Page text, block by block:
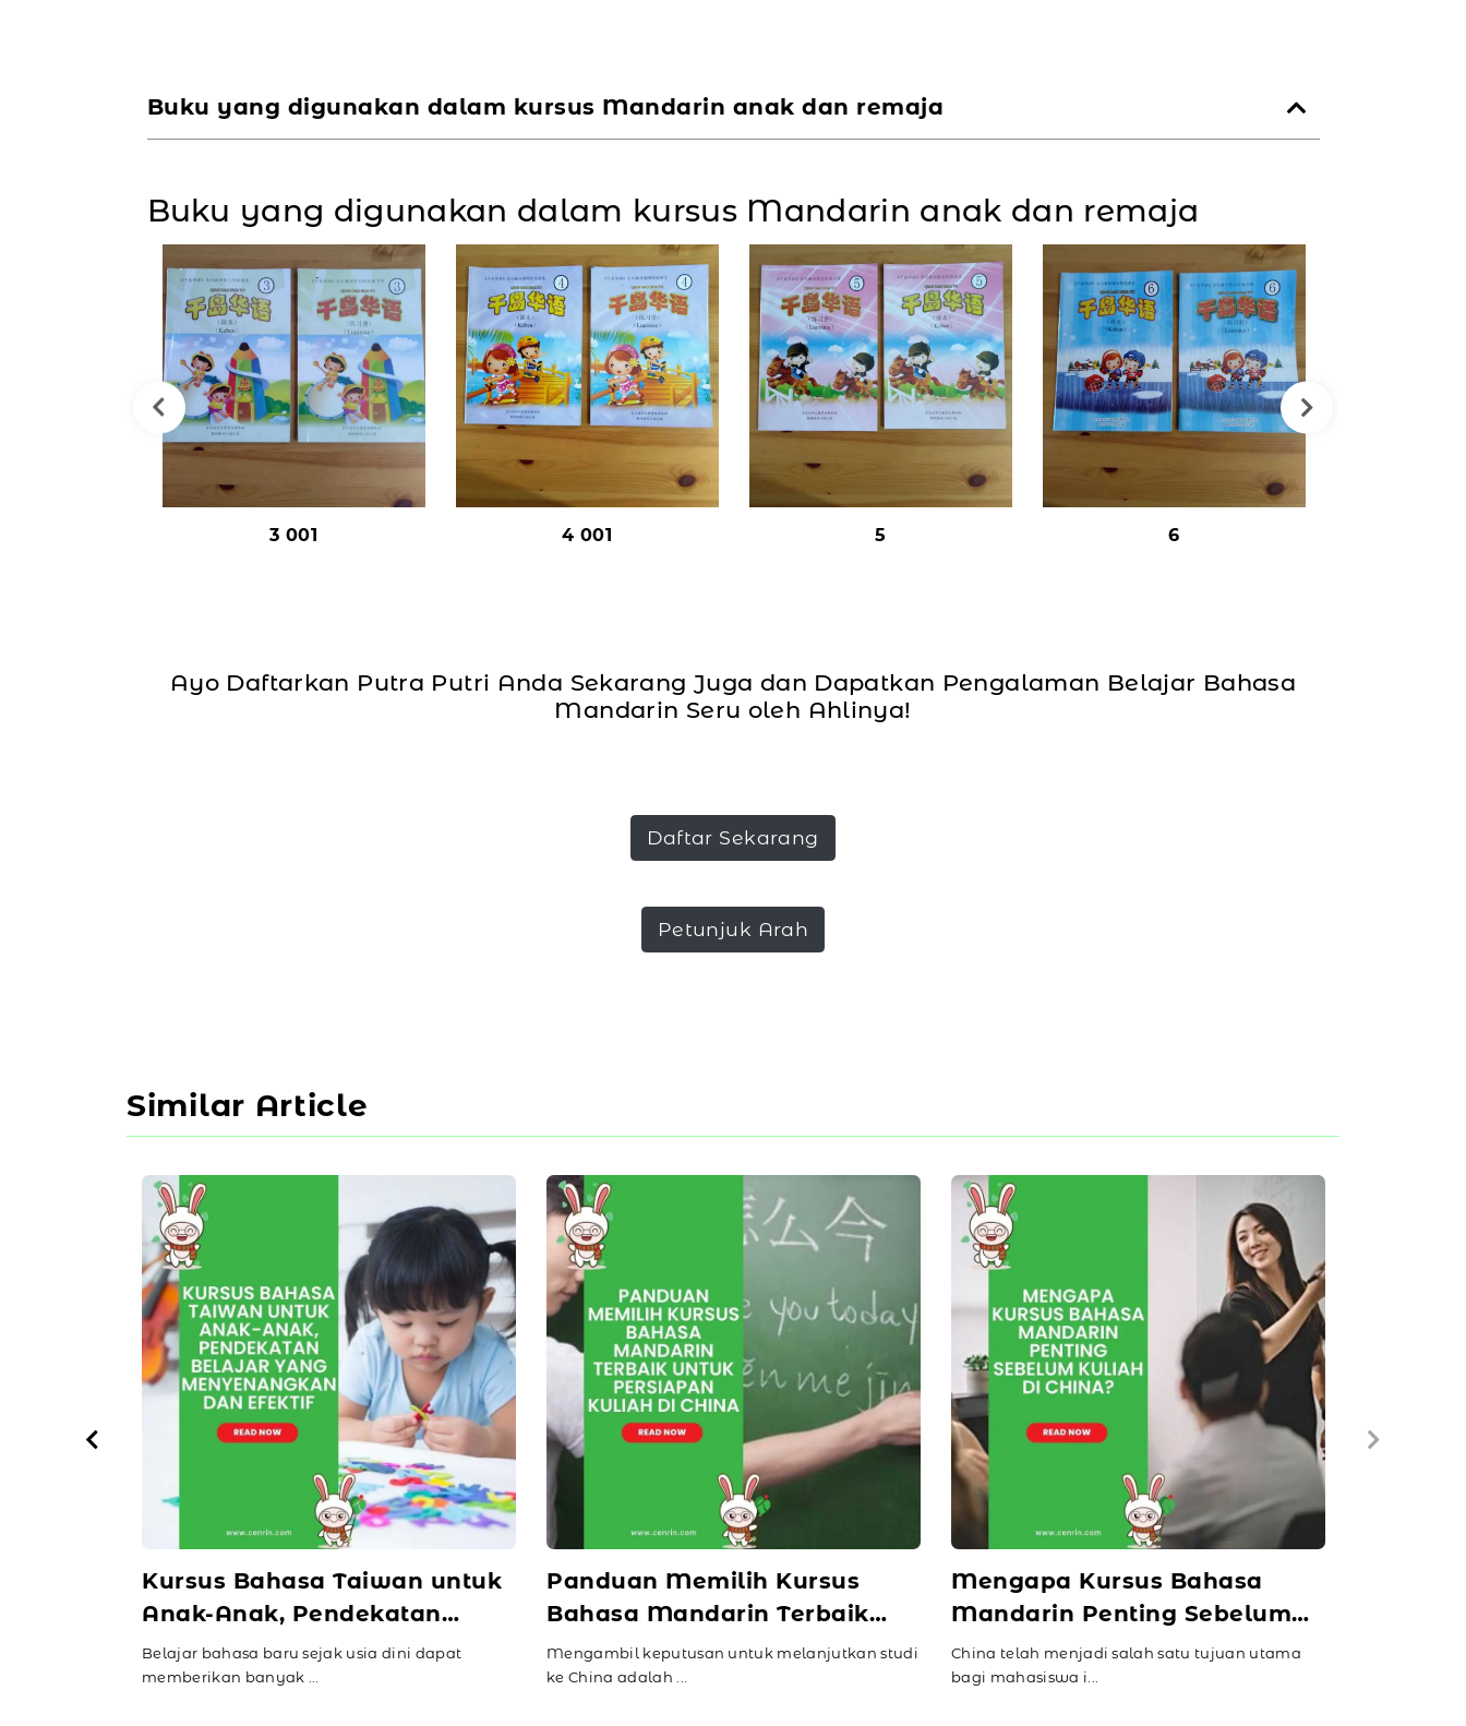
Buku yang digunakan dalam kursus Mandarin anak dan remaja
Buku yang digunakan dalam kursus Mandarin anak dan remaja
3 001 4 001 5 6
Ayo Daftarkan Putra Putri Anda Sekarang Juga dan Dapatkan Pengalaman Belajar Bahasa
Mandarin Seru oleh Ahlinya!
Daftar Sekarang
Petunjuk Arah
Similar Article
Kursus Bahasa Taiwan untuk
Anak-Anak, Pendekatan
Belajar yang Menyenangkan
dan Efektif
Belajar bahasa baru sejak usia dini dapat
memberikan banyak ...
Panduan Memilih Kursus
Bahasa Mandarin Terbaik
untuk Persiapan Kuliah di
China
Mengambil keputusan untuk melanjutkan studi
ke China adalah ...
Mengapa Kursus Bahasa
Mandarin Penting Sebelum
Kuliah di China?
China telah menjadi salah satu tujuan utama
bagi mahasiswa i...